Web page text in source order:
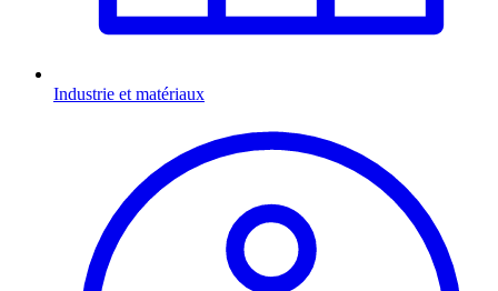
Industrie et matériaux